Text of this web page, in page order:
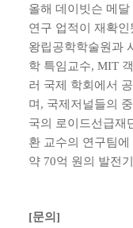
올해 데이빗슨 메
연구 업적이 재확
왕립공학학술원과
학 특임교수, MIT
러 국제 학회에서
며, 국제저널들의
국의 로이드선급재
환 교수의 연구팀
약 70억 원의 발전
[문의]